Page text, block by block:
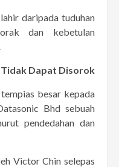
daripada tuduhan
dan kebetulan
Tidak Dapat Disorok
besar kepada
Bhd sebuah
pendedahan dan
Chin selepas